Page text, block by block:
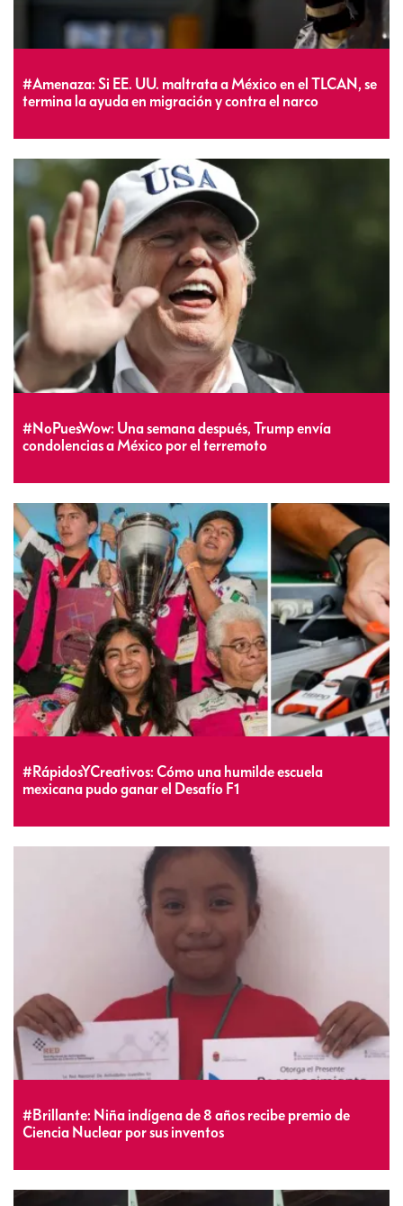
#Amenaza: Si EE. UU. maltrata a México en el TLCAN, se
termina la ayuda en migración y contra el narco
#NoPuesWow: Una semana después, Trump envía
condolencias a México por el terremoto
#RápidosYCreativos: Cómo una humilde escuela
mexicana pudo ganar el Desafío F1
#Brillante: Niña indígena de 8 años recibe premio de
Ciencia Nuclear por sus inventos